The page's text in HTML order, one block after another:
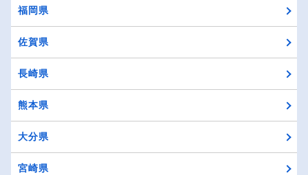
福岡県
佐賀県
長崎県
熊本県
大分県
宮崎県